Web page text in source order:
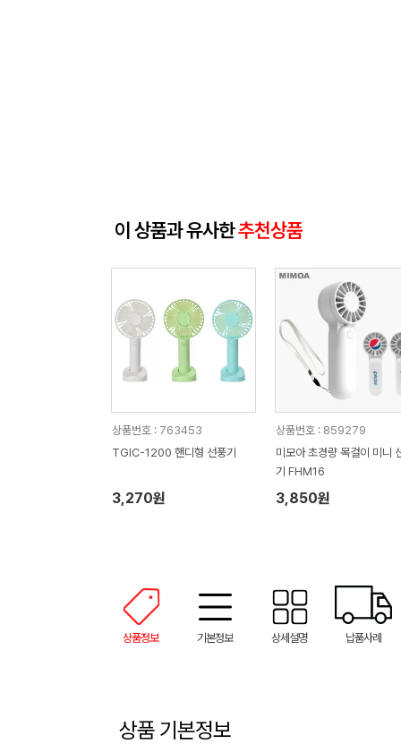
이 상품과 유사한추천상품
상품번호 : 763453
TGIC-1200 핸디형 선풍기
3,270원
상품번호 : 859279
미모아 초경량 목걸이 미니
기 FHM16
3,850원
상품정보 기본정보 상세설명 납품사례
상품 기본정보